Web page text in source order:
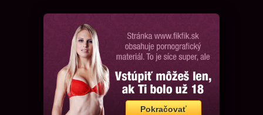
Chcem ďalšie videá, prosím
Pokračovať